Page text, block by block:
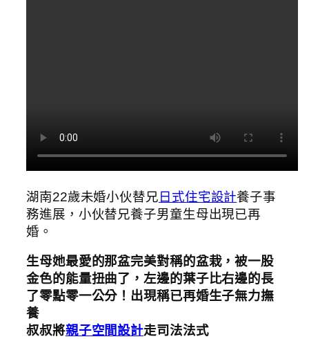
湖南22歲未婚小伙替兄 日式住宅設計養子事
務進展，小伙替兄養子男童生母出現已再
婚。
生母她最愛的那盆完美對稱的盆栽，被一股
金色的能量扭曲了，左邊的葉子比右邊的長
了零點零一公分！出現稱已再婚生子無力撫
養
叔叔將親子空間設計走司法法式